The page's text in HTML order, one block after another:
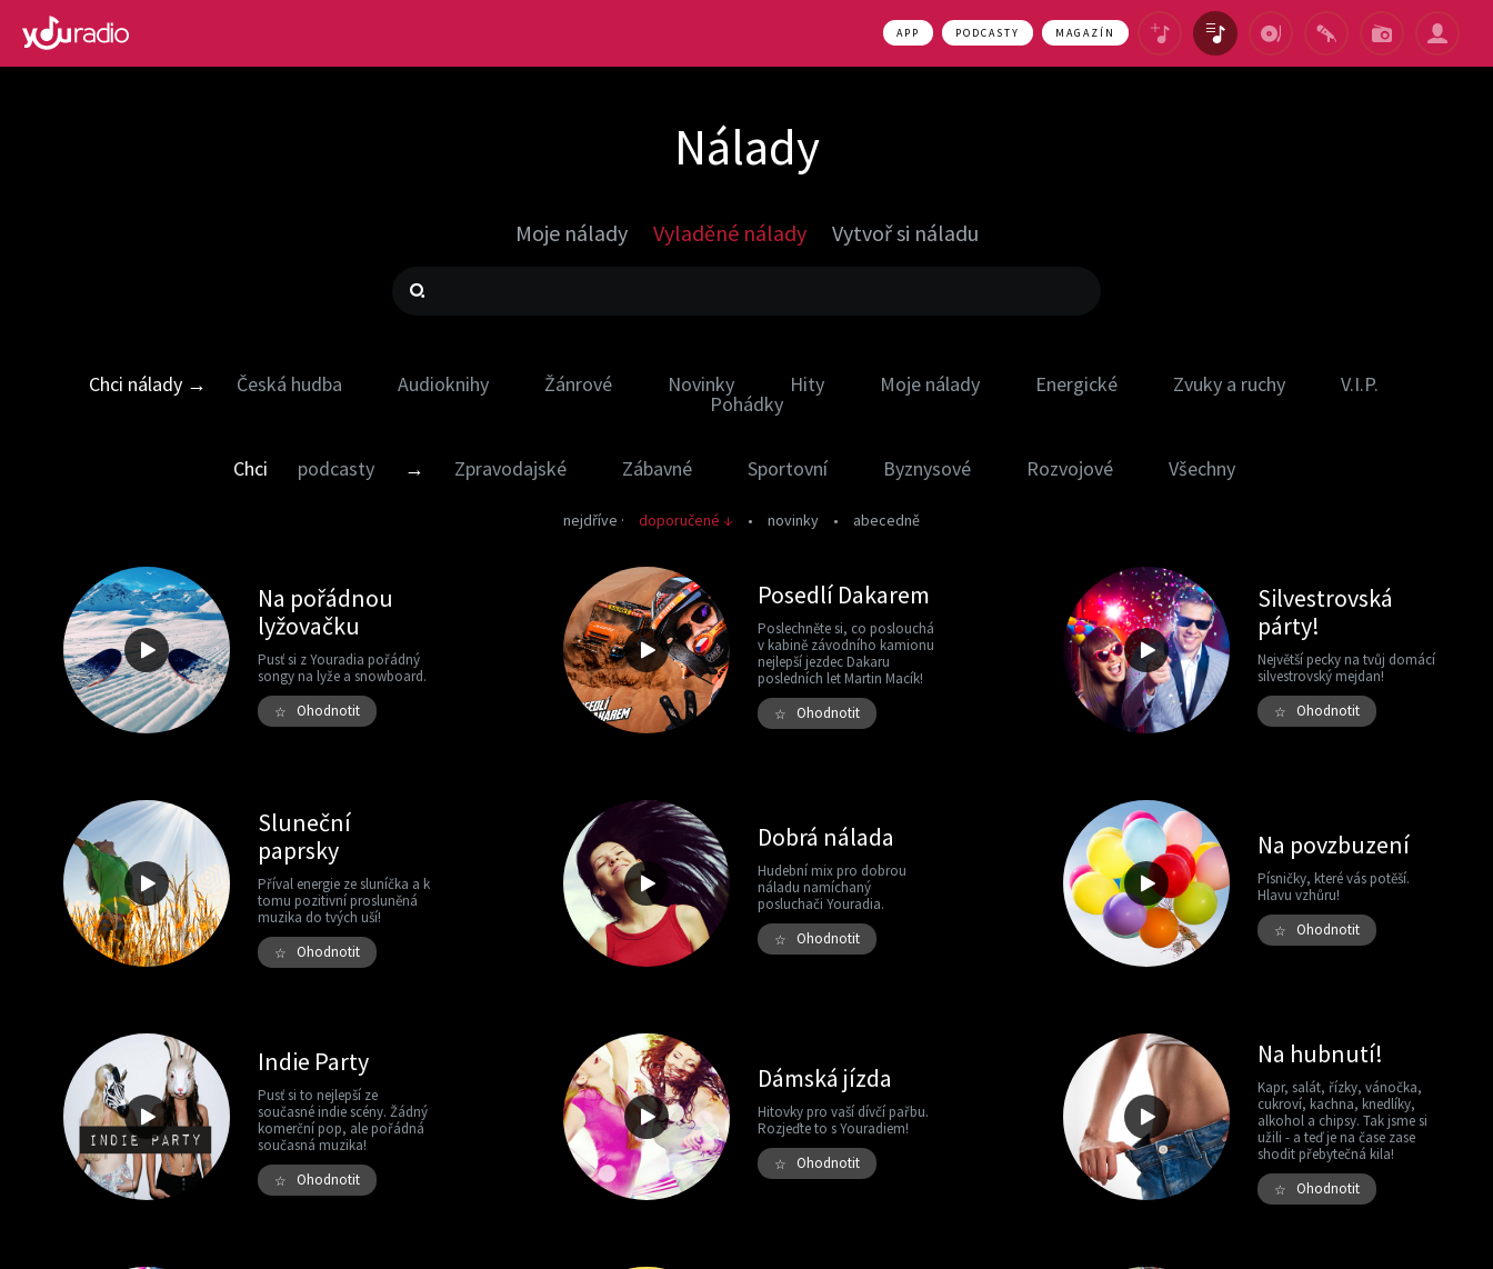
APP PODCASTY MAGAZÍN
Nálady
Moje nálady Vyladěné nálady Vytvoř si náladu
Chci nálady → Česká hudba Audioknihy Žánrové Novinky Hity Moje nálady Energické Zvuky a ruchy V.I.P.
Pohádky
Chci podcasty → Zpravodajské Zábavné Sportovní Byznysové Rozvojové Všechny
nejdříve · doporučené ↓ • novinky • abecedně
Na pořádnou
lyžovačku
Pusť si z Youradia pořádný
songy na lyže a snowboard.
☆ Ohodnotit
Posedlí Dakarem
Poslechněte si, co poslouchá
v kabině závodního kamionu
nejlepší jezdec Dakaru
posledních let Martin Macík!
☆ Ohodnotit
Silvestrovská
párty!
Největší pecky na tvůj domácí
silvestrovský mejdan!
☆ Ohodnotit
Sluneční
paprsky
Příval energie ze sluníčka a k
tomu pozitivní prosluněná
muzika do tvých uší!
☆ Ohodnotit
Dobrá nálada
Hudební mix pro dobrou
náladu namíchaný
posluchači Youradia.
☆ Ohodnotit
Na povzbuzení
Písničky, které vás potěší.
Hlavu vzhůru!
☆ Ohodnotit
Indie Party
Pusť si to nejlepší ze
současné indie scény. Žádný
komerční pop, ale pořádná
současná muzika!
☆ Ohodnotit
Dámská jízda
Hitovky pro vaší dívčí pařbu.
Rozjeďte to s Youradiem!
☆ Ohodnotit
Na hubnutí!
Kapr, salát, řízky, vánočka,
cukroví, kachna, knedlíky,
alkohol a chipsy. Tak jsme si
užili - a teď je na čase zase
shodit přebytečná kila!
☆ Ohodnotit